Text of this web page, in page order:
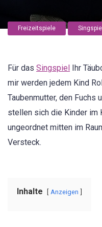
Freizeitspiele
Für das Singspiel Ihr
mir werden jedem Kind
Taubenmutter, den Fuchs
stellen sich die Kinder im
ungeordnet mitten im
Versteck.
Inhalte Anzeigen